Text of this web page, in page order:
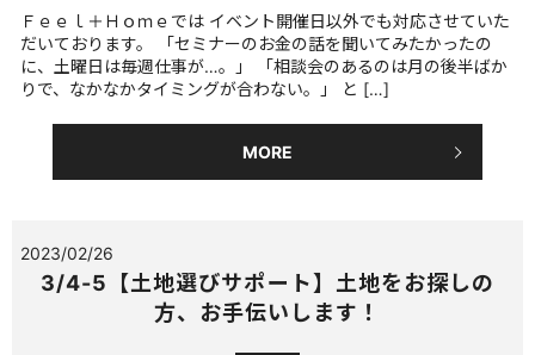
Ｆｅｅｌ＋Ｈｏｍｅでは イベント開催日以外でも対応させていた
だいております。 「セミナーのお金の話を聞いてみたかったの
に、土曜日は毎週仕事が…。」 「相談会のあるのは月の後半ばか
りで、なかなかタイミングが合わない。」 と […]
MORE
2023/02/26
3/4-5【土地選びサポート】土地をお探しの
方、お手伝いします！